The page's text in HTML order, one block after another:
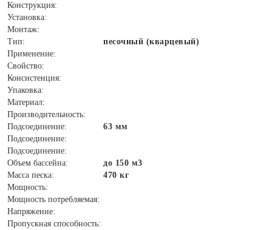
Конструкция:
Установка:
Монтаж:
Тип:
песочный (кварцевый)
Применение:
Свойство:
Консистенция:
Упаковка:
Материал:
Производительность:
Подсоединение:
63 мм
Подсоединение:
Подсоединение:
Объем бассейна:
до 150 м3
Масса песка:
470 кг
Мощность:
Мощность потребляемая:
Напряжение:
Пропускная способность: